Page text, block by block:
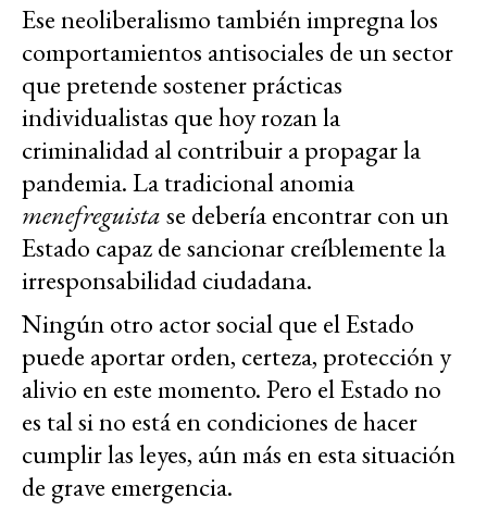
Ese neoliberalismo también impregna los
comportamientos antisociales de un sector
que pretende sostener prácticas
individualistas que hoy rozan la
criminalidad al contribuir a propagar la
pandemia. La tradicional anomia
menefreguistase debería encontrar con un
Estado capaz de sancionar creíblemente la
irresponsabilidad ciudadana.
Ningún otro actor social que el Estado
puede aportar orden, certeza, protección y
alivio en este momento. Pero el Estado no
es tal si no está en condiciones de hacer
cumplir las leyes, aún más en esta situación
de grave emergencia.